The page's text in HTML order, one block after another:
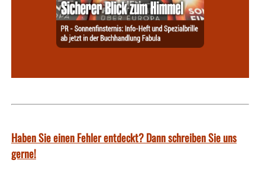
Haben Sie einen Fehler entdeckt? Dann schreiben Sie uns
gerne!